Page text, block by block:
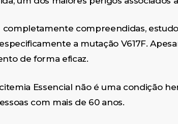
completamente compreendidas,
a mutação V617F.
de forma eficaz.
Essencial não é uma condição
com mais de 60 anos.